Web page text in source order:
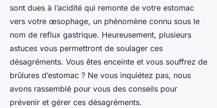
sont dues à l’acidité qui remonte de votre estomac
vers votre œsophage, un phénomène connu sous le
nom de reflux gastrique. Heureusement, plusieurs
astuces vous permettront de soulager ces
désagréments. Vous êtes enceinte et vous souffrez de
brûlures d’estomac ? Ne vous inquiétez pas, nous
avons rassemblé pour vous des conseils pour
prévenir et gérer ces désagréments.